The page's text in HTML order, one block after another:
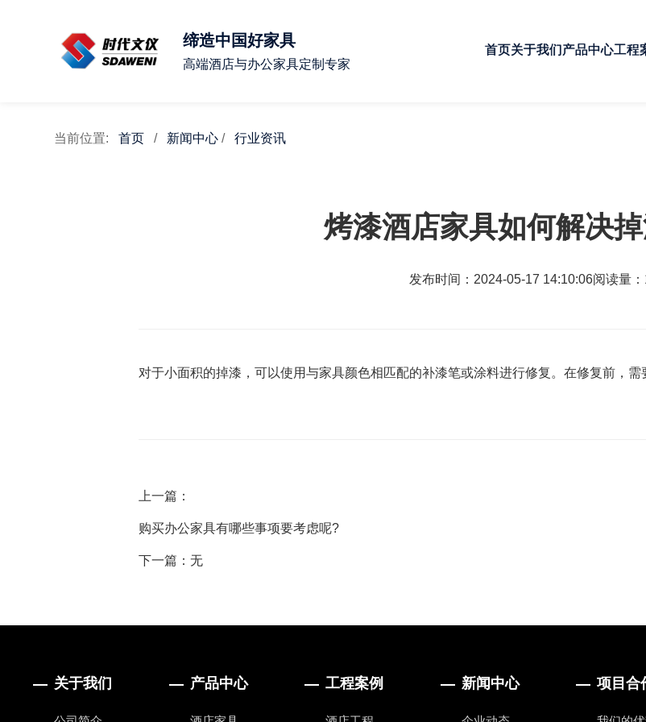
缔造中国好家具
高端酒店与办公家具定制专家
首页关于我们产品中心工程
当前位置: 首页 / 新闻中心 / 行业资讯
烤漆酒店家具如何解决
发布时间：2024-05-17 14:10:06阅读量
对于小面积的掉漆，可以使用与家具颜色相匹配的补漆笔或涂料进行修复。在修复前，
上一篇：
购买办公家具有哪些事项要考虑呢?
下一篇：无
关于我们 产品中心 工程案例 新闻中心 项目合